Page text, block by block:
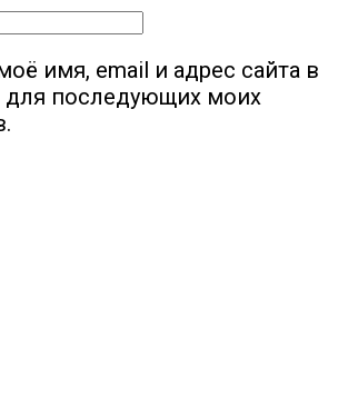
имя, email и адрес сайта в
для последующих моих